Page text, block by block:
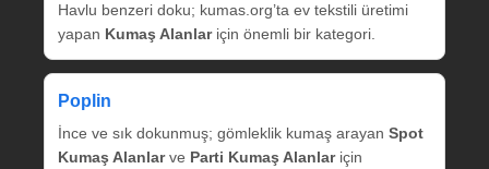
Havlu benzeri doku; kumas.org’ta ev tekstili üretimi
yapan Kumaş Alanlariçin önemli bir kategori.
Poplin
İnce ve sık dokunmuş; gömleklik kumaş arayan Spot
Kumaş Alanlarve Parti Kumaş Alanlariçin